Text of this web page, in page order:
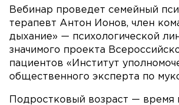
Вебинар проведет семейный
терапевт Антон Ионов, член
дыхание» — психологической
значимого проекта
пациентов «Институт
общественного эксперта по
Подростковый возраст — время